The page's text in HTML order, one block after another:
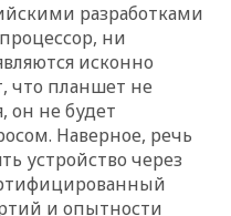
разработками
ни
исконно
что планшет не
он не будет
Наверное, речь
устройство через
и опытности